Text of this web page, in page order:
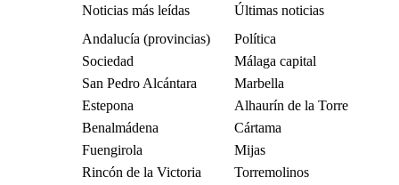
Noticias más leídas
Últimas noticias
Andalucía (provincias)
Política
Sociedad
Málaga capital
San Pedro Alcántara
Marbella
Estepona
Alhaurín de la Torre
Benalmádena
Cártama
Fuengirola
Mijas
Rincón de la Victoria
Torremolinos